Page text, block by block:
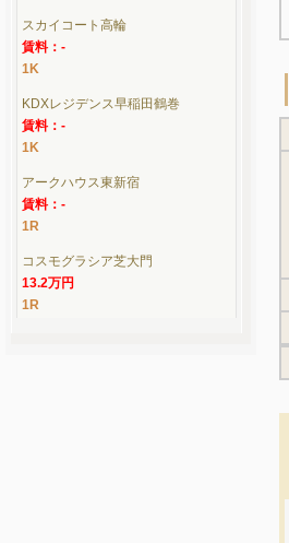
スカイコート高輪
賃料：-
1K
KDXレジデンス早稲田鶴巻
賃料：-
1K
アークハウス東新宿
賃料：-
1R
コスモグラシア芝大門
13.2万円
1R